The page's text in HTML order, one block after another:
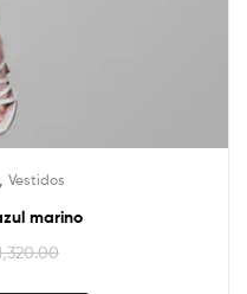
Vestidos
marino